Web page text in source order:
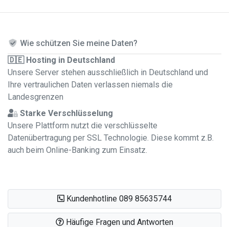
Wie schützen Sie meine Daten?
🇩🇪 Hosting in Deutschland
Unsere Server stehen ausschließlich in Deutschland und
Ihre vertraulichen Daten verlassen niemals die
Landesgrenzen
Starke Verschlüsselung
Unsere Plattform nutzt die verschlüsselte
Datenübertragung per SSL Technologie. Diese kommt z.B.
auch beim Online-Banking zum Einsatz.
Kundenhotline 089 85635744
Häufige Fragen und Antworten